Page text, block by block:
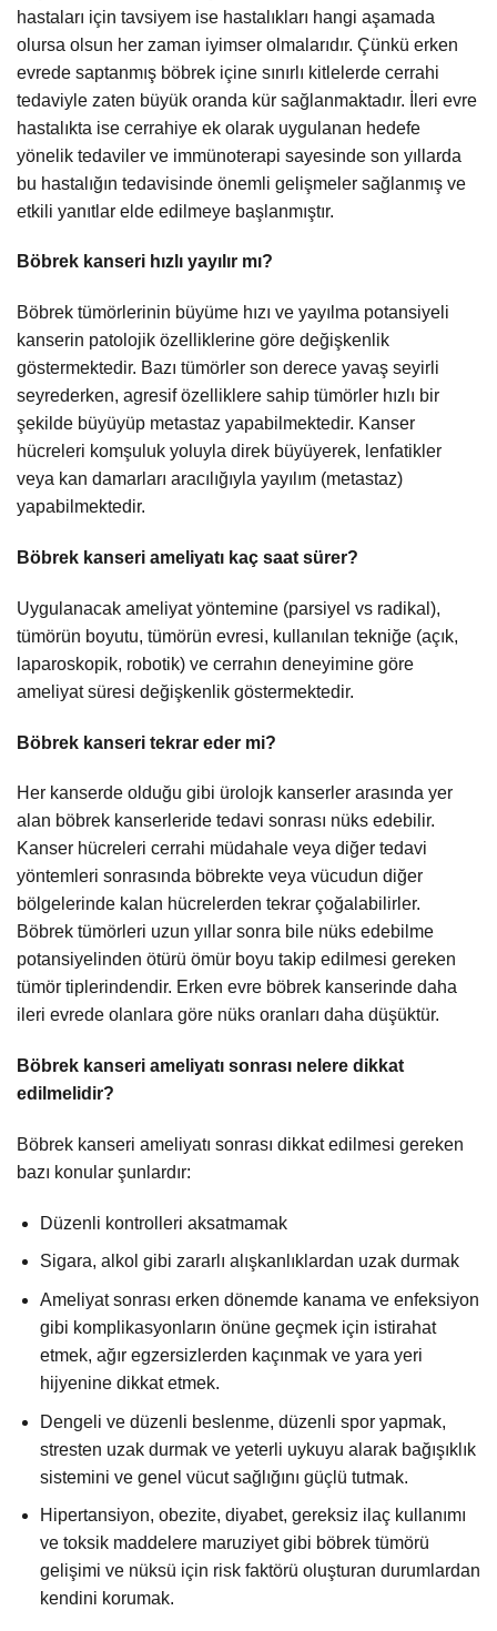
hastaları için tavsiyem ise hastalıkları hangi aşamada
olursa olsun her zaman iyimser olmalarıdır. Çünkü erken
evrede saptanmış böbrek içine sınırlı kitlelerde cerrahi
tedaviyle zaten büyük oranda kür sağlanmaktadır. İleri evre
hastalıkta ise cerrahiye ek olarak uygulanan hedefe
yönelik tedaviler ve immünoterapi sayesinde son yıllarda
bu hastalığın tedavisinde önemli gelişmeler sağlanmış ve
etkili yanıtlar elde edilmeye başlanmıştır.
Böbrek kanseri hızlı yayılır mı?
Böbrek tümörlerinin büyüme hızı ve yayılma potansiyeli
kanserin patolojik özelliklerine göre değişkenlik
göstermektedir. Bazı tümörler son derece yavaş seyirli
seyrederken, agresif özelliklere sahip tümörler hızlı bir
şekilde büyüyüp metastaz yapabilmektedir. Kanser
hücreleri komşuluk yoluyla direk büyüyerek, lenfatikler
veya kan damarları aracılığıyla yayılım (metastaz)
yapabilmektedir.
Böbrek kanseri ameliyatı kaç saat sürer?
Uygulanacak ameliyat yöntemine (parsiyel vs radikal),
tümörün boyutu, tümörün evresi, kullanılan tekniğe (açık,
laparoskopik, robotik) ve cerrahın deneyimine göre
ameliyat süresi değişkenlik göstermektedir.
Böbrek kanseri tekrar eder mi?
Her kanserde olduğu gibi ürolojk kanserler arasında yer
alan böbrek kanserleride tedavi sonrası nüks edebilir.
Kanser hücreleri cerrahi müdahale veya diğer tedavi
yöntemleri sonrasında böbrekte veya vücudun diğer
bölgelerinde kalan hücrelerden tekrar çoğalabilirler.
Böbrek tümörleri uzun yıllar sonra bile nüks edebilme
potansiyelinden ötürü ömür boyu takip edilmesi gereken
tümör tiplerindendir. Erken evre böbrek kanserinde daha
ileri evrede olanlara göre nüks oranları daha düşüktür.
Böbrek kanseri ameliyatı sonrası nelere dikkat
edilmelidir?
Böbrek kanseri ameliyatı sonrası dikkat edilmesi gereken
bazı konular şunlardır:
Düzenli kontrolleri aksatmamak
Sigara, alkol gibi zararlı alışkanlıklardan uzak durmak
Ameliyat sonrası erken dönemde kanama ve enfeksiyon
gibi komplikasyonların önüne geçmek için istirahat
etmek, ağır egzersizlerden kaçınmak ve yara yeri
hijyenine dikkat etmek.
Dengeli ve düzenli beslenme, düzenli spor yapmak,
stresten uzak durmak ve yeterli uykuyu alarak bağışıklık
sistemini ve genel vücut sağlığını güçlü tutmak.
Hipertansiyon, obezite, diyabet, gereksiz ilaç kullanımı
ve toksik maddelere maruziyet gibi böbrek tümörü
gelişimi ve nüksü için risk faktörü oluşturan durumlardan
kendini korumak.